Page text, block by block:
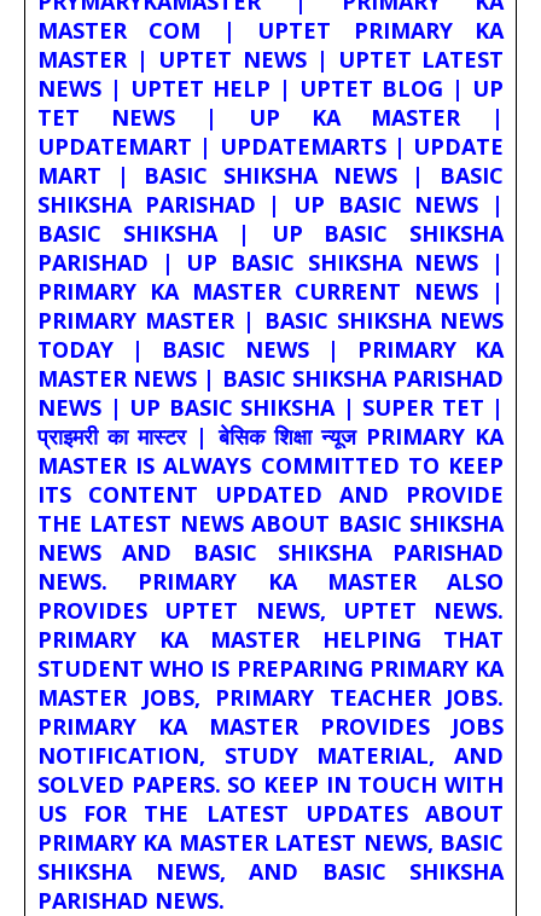
MASTER COM | UPTET PRIMARY KA
MASTER | UPTET NEWS | UPTET LATEST
NEWS | UPTET HELP | UPTET BLOG | UP
TET NEWS | UP KA MASTER |
UPDATEMART | UPDATEMARTS | UPDATE
MART | BASIC SHIKSHA NEWS | BASIC
SHIKSHA PARISHAD | UP BASIC NEWS |
BASIC SHIKSHA | UP BASIC SHIKSHA
PARISHAD | UP BASIC SHIKSHA NEWS |
PRIMARY KA MASTER CURRENT NEWS |
PRIMARY MASTER | BASIC SHIKSHA NEWS
TODAY | BASIC NEWS | PRIMARY KA
MASTER NEWS | BASIC SHIKSHA PARISHAD
NEWS | UP BASIC SHIKSHA | SUPER TET |
प्राइमरी का मास्टर | बेसिक शिक्षा न्यूज PRIMARY KA
MASTER IS ALWAYS COMMITTED TO KEEP
ITS CONTENT UPDATED AND PROVIDE
THE LATEST NEWS ABOUT BASIC SHIKSHA
NEWS AND BASIC SHIKSHA PARISHAD
NEWS. PRIMARY KA MASTER ALSO
PROVIDES UPTET NEWS, UPTET NEWS.
PRIMARY KA MASTER HELPING THAT
STUDENT WHO IS PREPARING PRIMARY KA
MASTER JOBS, PRIMARY TEACHER JOBS.
PRIMARY KA MASTER PROVIDES JOBS
NOTIFICATION, STUDY MATERIAL, AND
SOLVED PAPERS. SO KEEP IN TOUCH WITH
US FOR THE LATEST UPDATES ABOUT
PRIMARY KA MASTER LATEST NEWS, BASIC
SHIKSHA NEWS, AND BASIC SHIKSHA
PARISHAD NEWS.